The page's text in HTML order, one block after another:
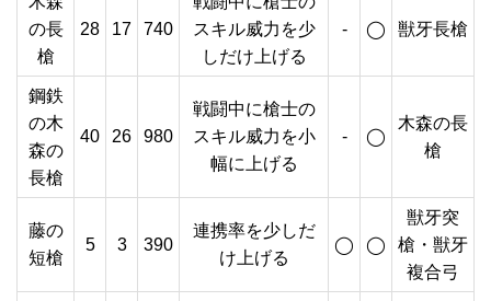
の長
槍
28 17 740
スキル威力を少
しだけ上げる
- ◯ 獣牙長槍
鋼鉄
の木
森の
長槍
40 26 980
戦闘中に槍士の
スキル威力を小
幅に上げる
- ◯
木森の長
槍
藤の
短槍
5 3 390
連携率を少しだ
け上げる
◯ ◯
獣牙突
槍・獣牙
複合弓